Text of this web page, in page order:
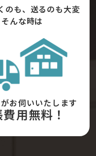
のも、送るのも大変
そんな時は
お伺いいたします
用無料！